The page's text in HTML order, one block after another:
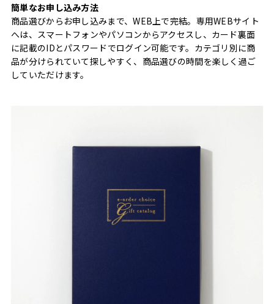
簡単なお申し込み方法
商品選びからお申し込みまで、WEB上で完結。専用WEBサイト
へは、スマートフォンやパソコンからアクセスし、カード裏面
に記載のIDとパスワードでログイン可能です。カテゴリ別に商
品が分けられていて探しやすく、商品選びの時間を楽しく過ご
していただけます。